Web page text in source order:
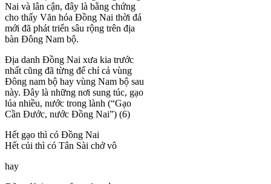
Nai và lân cận, đây là bằng chứng
cho thấy Văn hóa Đồng Nai thời đá
mới đã phát triển sâu rộng trên địa
bàn Đông Nam bộ.
Địa danh Đồng Nai xưa kia trước
nhất cũng đã từng để chỉ cả vùng
Đông nam bộ hay vùng Nam bộ sau
này. Đây là những nơi sung túc, gạo
lúa nhiều, nước trong lành (“Gạo
Cần Đước, nước Đồng Nai”) (6)
Hết gạo thì có Đồng Nai
Hết củi thì có Tân Sài chở vô
hay